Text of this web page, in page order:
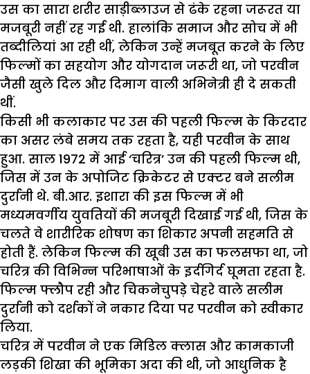
उस का सारा शरीर साड़ीब्लाउज से ढंके रहना जरूरत या
मजबूरी नहीं रह गई थी. हालांकि समाज और सोच में भी
तब्दीलियां आ रही थीं, लेकिन उन्हें मजबूत करने के लिए
फिल्मों का सहयोग और योगदान जरूरी था, जो परवीन
जैसी खुले दिल और दिमाग वाली अभिनेत्री ही दे सकती
थीं.
किसी भी कलाकार पर उस की पहली फिल्म के किरदार
का असर लंबे समय तक रहता है, यही परवीन के साथ
हुआ. साल 1972 में आई ‘चरित्र’ उन की पहली फिल्म थी,
जिस में उन के अपोजिट क्रिकेटर से एक्टर बने सलीम
दुर्रानी थे. बी.आर. इशारा की इस फिल्म में भी
मध्यमवर्गीय युवतियों की मजबूरी दिखाई गई थी, जिस के
चलते वे शारीरिक शोषण का शिकार अपनी सहमति से
होती हैं. लेकिन फिल्म की खूबी उस का फलसफा था, जो
चरित्र की विभिन्न परिभाषाओं के इर्दगिर्द घूमता रहता है.
फिल्म फ्लौप रही और चिकनेचुपड़े चेहरे वाले सलीम
दुर्रानी को दर्शकों ने नकार दिया पर परवीन को स्वीकार
लिया.
चरित्र में परवीन ने एक मिडिल क्लास और कामकाजी
लड़की शिखा की भूमिका अदा की थी, जो आधुनिक है